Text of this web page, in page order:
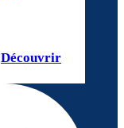
Découvrir